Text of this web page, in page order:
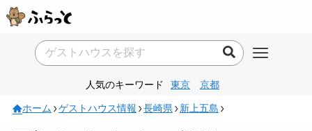
人気のキーワード 東京 京都
ホーム ゲストハウス情報 長崎県 新上五島